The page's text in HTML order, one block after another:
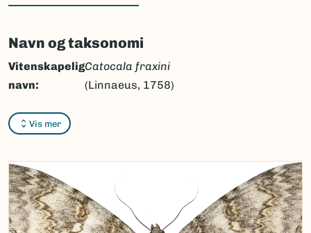
Navn og taksonomi
Vis mer
Vitenskapelig
navn:
Catocala fraxini
(Linnaeus, 1758)
Synonymer:
Bokmål:blått ordensbånd
Nynorsk:blått ordensband
Nordsamisk/Davvisámegiella:
Vitenskapelig navn ID: